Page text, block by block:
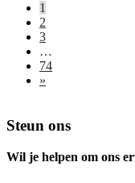
1
2
3
…
74
»
Footer
Steun ons
Wil je helpen om ons